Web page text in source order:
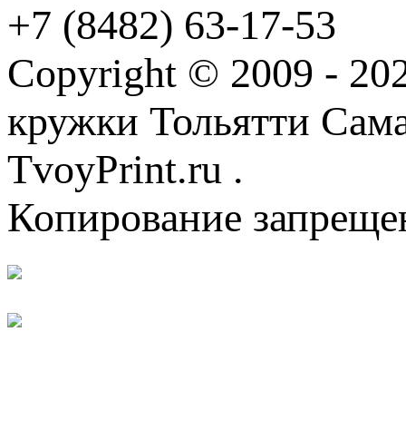
+7 (8482) 63-17-53
Copyright © 2009 -
кружки Тольятти
TvoyPrint.ru .
Копирование